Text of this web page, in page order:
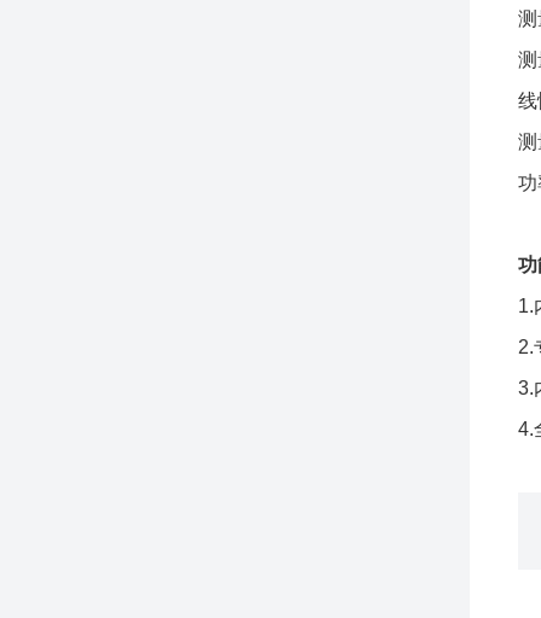
测
测
线
测
功
功
1.
2.
3.
4.